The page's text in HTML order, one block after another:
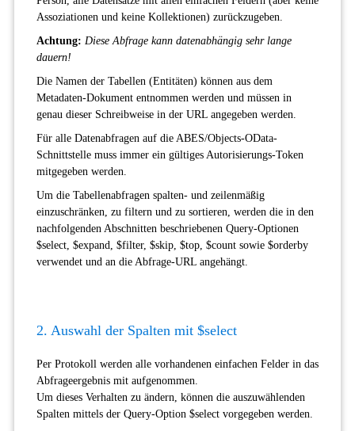
Assoziationen und keine Kollektionen) zurückzugeben.
Achtung: Diese Abfrage kann datenabhängig sehr lange
dauern!
Die Namen der Tabellen (Entitäten) können aus dem
Metadaten-Dokument entnommen werden und müssen in
genau dieser Schreibweise in der URL angegeben werden.
Für alle Datenabfragen auf die ABES/Objects-OData-
Schnittstelle muss immer ein gültiges Autorisierungs-Token
mitgegeben werden.
Um die Tabellenabfragen spalten- und zeilenmäßig
einzuschränken, zu filtern und zu sortieren, werden die in den
nachfolgenden Abschnitten beschriebenen Query-Optionen
$select, $expand, $filter, $skip, $top, $count sowie $orderby
verwendet und an die Abfrage-URL angehängt.
2. Auswahl der Spalten mit $select
Per Protokoll werden alle vorhandenen einfachen Felder in das
Abfrageergebnis mit aufgenommen.
Um dieses Verhalten zu ändern, können die auszuwählenden
Spalten mittels der Query-Option $select vorgegeben werden.